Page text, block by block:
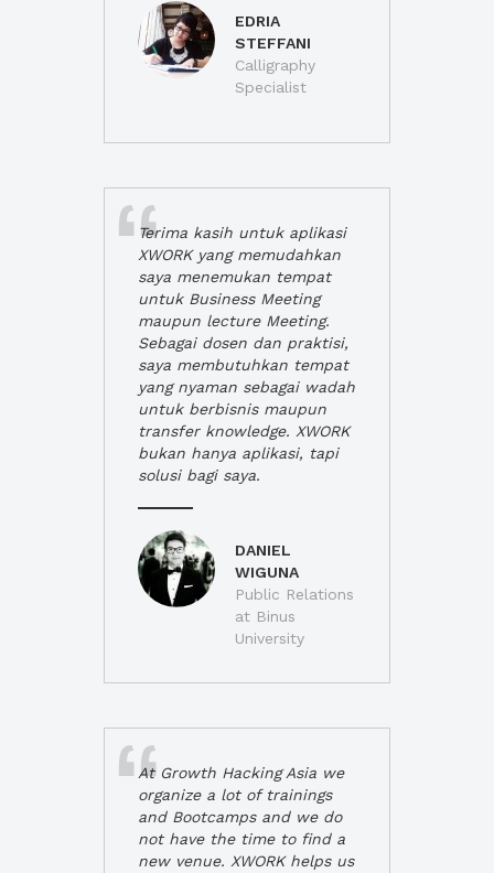
EDRIA
STEFFANI
Calligraphy
Specialist
Terima kasih untuk aplikasi
XWORK yang memudahkan
saya menemukan tempat
untuk Business Meeting
maupun lecture Meeting.
Sebagai dosen dan praktisi,
saya membutuhkan tempat
yang nyaman sebagai wadah
untuk berbisnis maupun
transfer knowledge. XWORK
bukan hanya aplikasi, tapi
solusi bagi saya.
DANIEL
WIGUNA
Public Relations
at Binus
University
At Growth Hacking Asia we
organize a lot of trainings
and Bootcamps and we do
not have the time to find a
new venue. XWORK helps us